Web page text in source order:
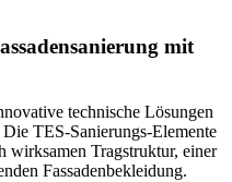
mit
technische Lösungen
TES-Sanierungs-Elemente
wirksamen Tragstruktur, einer
Fassadenbekleidung.